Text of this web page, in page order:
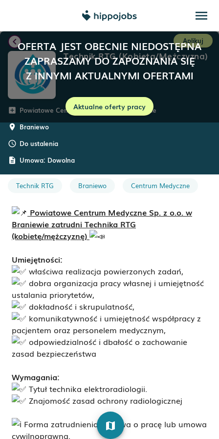
menu
OFERTA JEST OBECNIE NIEDOSTĘPNA
ZAPRASZAMY DO ZAPOZNANIA SIĘ
Z INNYMI AKTUALNYMI OFERTAMI
Aktualne oferty pracy
chevron_left Aplikuj
Technik RTG (Kobieta/Mężczyzna)
add_box Powiatowe Centrum Medyczne w Braniewie
room Braniewo
schedule Do ustalenia
description Umowa: Dowolna
Technik RTG Braniewo Centrum Medyczne
Powiatowe Centrum Medyczne Sp. z o.o. w
Braniewie zatrudni Technika RTG
(kobietę/mężczyznę)
Umiejętności:
właściwa realizacja powierzonych zadań,
dobra organizacja pracy własnej i umiejętność
ustalania priorytetów,
dokładność i skrupulatność,
komunikatywność i umiejętność współpracy z
pacjentem oraz personelem medycznym,
odpowiedzialność i dbałość o zachowanie
zasad bezpieczeństwa
Wymagania:
Tytuł technika elektroradiologii.
Znajomość zasad ochrony radiologicznej
Forma zatrudnienia: umowa o pracę lub umowa
cywilnoprawna.
map